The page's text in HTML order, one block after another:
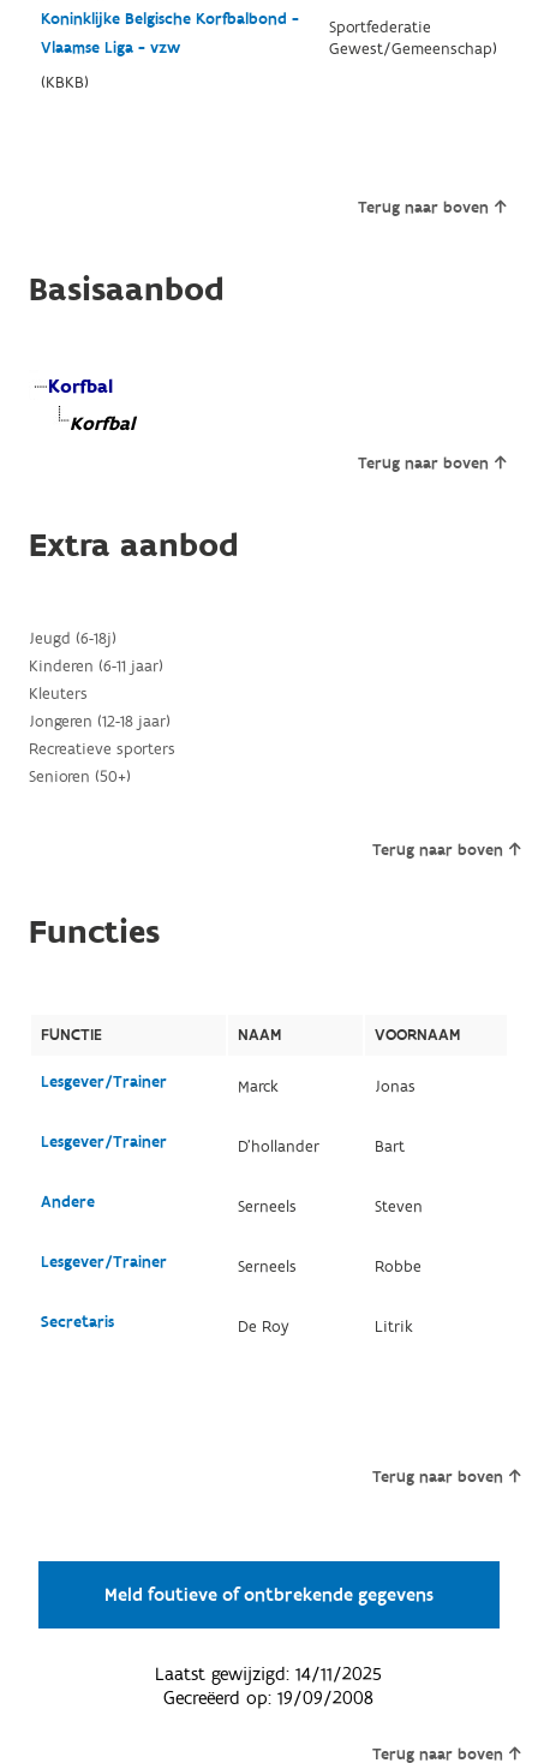
Koninklijke Belgische Korfbalbond -
Vlaamse Liga - vzw
(KBKB)
Sportfederatie
Gewest/Gemeenschap)
Terug naar boven
Basisaanbod
Korfbal
Korfbal
Terug naar boven
Extra aanbod
Jeugd (6-18j)
Kinderen (6-11 jaar)
Kleuters
Jongeren (12-18 jaar)
Recreatieve sporters
Senioren (50+)
Terug naar boven
Functies
FUNCTIE NAAM VOORNAAM
Lesgever/Trainer Marck Jonas
Lesgever/Trainer D'hollander Bart
Andere Serneels Steven
Lesgever/Trainer Serneels Robbe
Secretaris De Roy Litrik
Terug naar boven
Meld foutieve of ontbrekende gegevens
Laatst gewijzigd:14/11/2025
Gecreëerd op:19/09/2008
Terug naar boven